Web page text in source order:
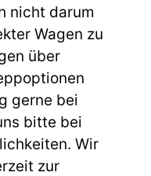
nicht darum
Wagen zu
über
gerne bei
bitte bei
Wir
zur